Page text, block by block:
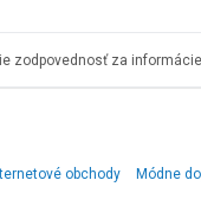
zodpovednosť za
obchody Módne